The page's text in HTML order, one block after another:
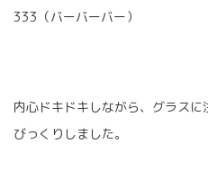
333（バーバーバー）
内心ドキドキしながら、グラス
びっくりしました。